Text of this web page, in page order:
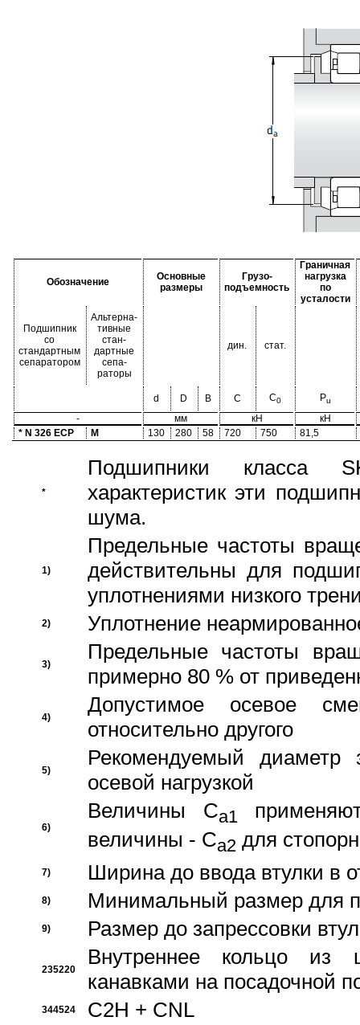
Обозначение
Основные
размеры
Грузо-
подъемность
Граничная
нагрузка
по
усталости
Подшипник
со
стандартным
сепаратором
Альтерна-
тивные
стан-
дартные
сепа-
раторы
дин. стат.
d D B C C0 Pu
- мм кН
кН
* N 326 ECP
M 130 280 58 720 750 81,5
*
Подшипники класса
характеристик эти
шума.
1)
Предельные частоты
действительны для
уплотнениями низкого
2) Уплотнение
3)
Предельные частоты
примерно 80 % от
4)
Допустимое осевое
относительно другого
5)
Рекомендуемый диаметр
осевой нагрузкой
6)
Величины Ca1
величины - Ca2 для
7) Ширина до ввода втулки в
8) Минимальный размер для
9) Размер до запрессовки
235220
Внутреннее кольцо из
канавками на посадочной
344524 C2H + CNL